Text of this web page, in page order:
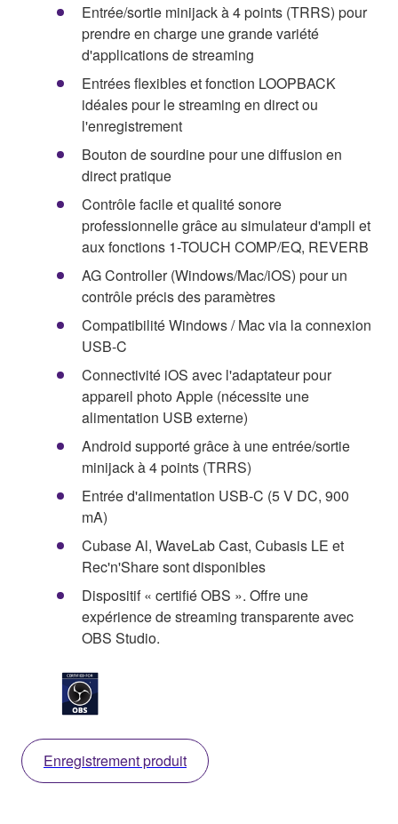
Entrée/sortie minijack à 4 points (TRRS) pour
prendre en charge une grande variété
d'applications de streaming
Entrées flexibles et fonction LOOPBACK
idéales pour le streaming en direct ou
l'enregistrement
Bouton de sourdine pour une diffusion en
direct pratique
Contrôle facile et qualité sonore
professionnelle grâce au simulateur d'ampli et
aux fonctions 1-TOUCH COMP/EQ, REVERB
AG Controller (Windows/Mac/iOS) pour un
contrôle précis des paramètres
Compatibilité Windows / Mac via la connexion
USB-C
Connectivité iOS avec l'adaptateur pour
appareil photo Apple (nécessite une
alimentation USB externe)
Android supporté grâce à une entrée/sortie
minijack à 4 points (TRRS)
Entrée d'alimentation USB-C (5 V DC, 900
mA)
Cubase Al, WaveLab Cast, Cubasis LE et
Rec'n'Share sont disponibles
Dispositif « certifié OBS ». Offre une
expérience de streaming transparente avec
OBS Studio.
Enregistrement produit